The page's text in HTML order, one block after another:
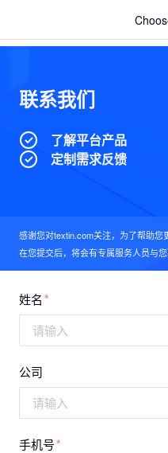
DocFlow 文档自动化
图像智能处理
价格
请留下信息，我
联系我们
了解平台产品
定制需求反馈
感谢您对textin.com关注，为了帮助您
在您提交后，将会有专属服务人员与您
姓名
公司
请输入
手机号